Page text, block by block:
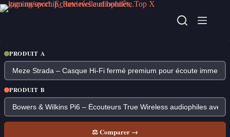
Passer
au
PRODUIT A
PRODUIT B
⚖ Comparer →